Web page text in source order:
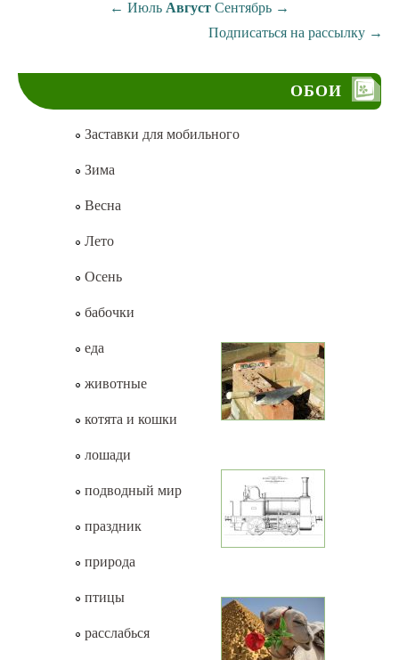
← Июль Август Сентябрь →
Подписаться на рассылку →
ОБОИ
Заставки для мобильного
Зима
Весна
Лето
Осень
бабочки
еда
животные
котята и кошки
лошади
подводный мир
праздник
природа
птицы
расслабься